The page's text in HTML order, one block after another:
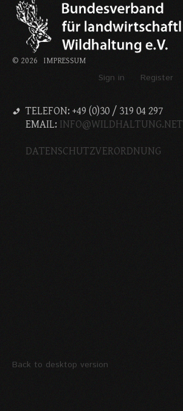
© 2026 IMPRESSUM
Sign in Register
TELEFON: +49 (0)30 / 319 04 297
EMAIL: INFO@WILDHALTUNG.NET
DATENSCHUTZVERORDNUNG
Back to desktop version